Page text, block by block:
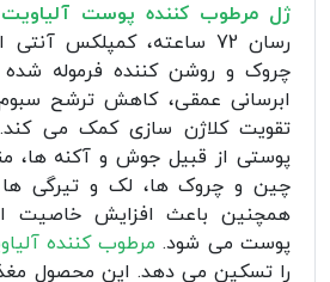
ژل مرطوب کننده پوست آلیاویت
رسان 72 ساعته، کمپلکس
چروک و روشن کننده فرموله
ابرسانی عمقی، کاهش ترشح
تقویت کلاژن سازی کمک می
پوستی از قبیل جوش و آکنه ها،
چین و چروک ها، لک و تیرگی
همچنین باعث افزایش خاصیت
پوست می شود. مرطوب کننده
را تسکین می دهد. این محصول